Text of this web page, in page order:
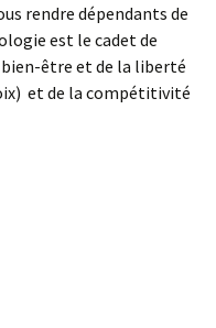
rendre dépendants de
est le cadet de
bien-être et de la liberté
et de la compétitivité